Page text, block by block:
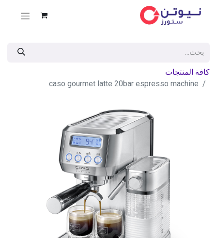
كافة المنتجات
caso gourmet latte 20bar espresso machine